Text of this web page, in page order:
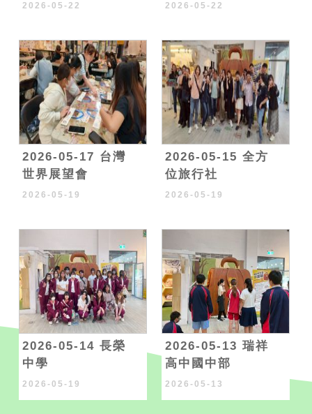
2026-05-22 2026-05-22
2026-05-17 台灣
世界展望會
2026-05-19
2026-05-15 全方
位旅行社
2026-05-19
2026-05-14 長榮
中學
2026-05-19
2026-05-13 瑞祥
高中國中部
2026-05-13